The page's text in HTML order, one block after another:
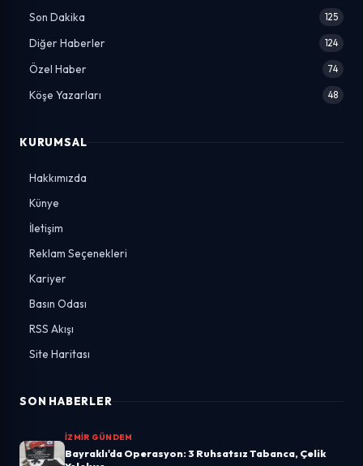
Son Dakika 125
Diğer Haberler 124
Özel Haber 74
Köşe Yazarları 48
KURUMSAL
Hakkımızda
Künye
İletişim
Reklam Seçenekleri
Kariyer
Basın Odası
RSS Akışı
Site Haritası
SON HABERLER
İZMIR GÜNDEM
Bayraklı'da Operasyon: 3 Ruhsatsız Tabanca, Çelik